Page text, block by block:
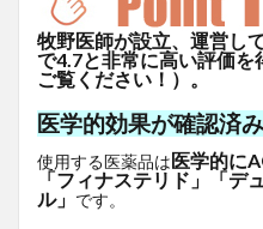
牧野医師が設立、運営し
で4.7と非常に高い評価を
ご覧ください！）。
医学的効果が確認済
使用する医薬品は医学的に
「フィナステリド」「デ
ル」 です。